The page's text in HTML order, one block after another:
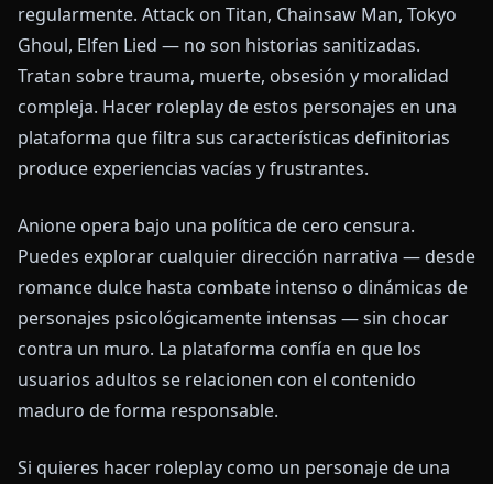
regularmente. Attack on Titan, Chainsaw Man, Tokyo
Ghoul, Elfen Lied — no son historias sanitizadas.
Tratan sobre trauma, muerte, obsesión y moralidad
compleja. Hacer roleplay de estos personajes en una
plataforma que filtra sus características definitorias
produce experiencias vacías y frustrantes.
Anione opera bajo una política de cero censura.
Puedes explorar cualquier dirección narrativa — desde
romance dulce hasta combate intenso o dinámicas de
personajes psicológicamente intensas — sin chocar
contra un muro. La plataforma confía en que los
usuarios adultos se relacionen con el contenido
maduro de forma responsable.
Si quieres hacer roleplay como un personaje de una